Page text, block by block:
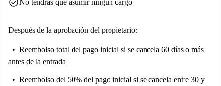
No tendrás que asumir ningún cargo
Después de la aprobación del propietario:
Reembolso total del pago inicial si se cancela 60 días o más
antes de la entrada
Reembolso del 50% del pago inicial si se cancela entre 30 y